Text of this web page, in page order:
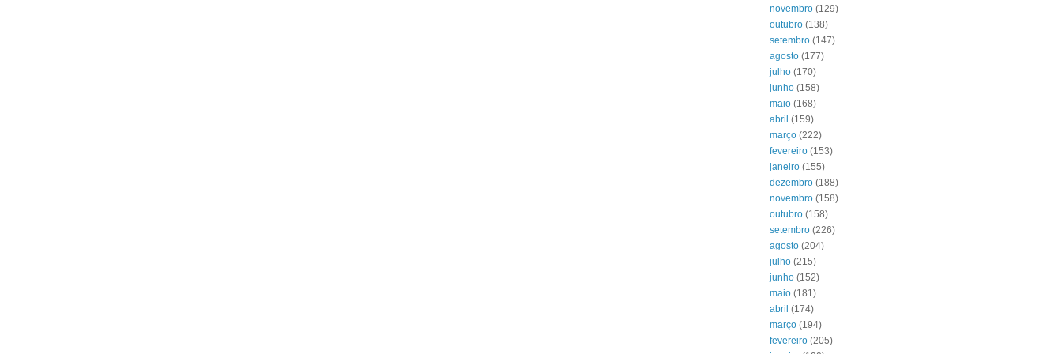
novembro (129)
outubro (138)
setembro (147)
agosto (177)
julho (170)
junho (158)
maio (168)
abril (159)
março (222)
fevereiro (153)
janeiro (155)
dezembro (188)
novembro (158)
outubro (158)
setembro (226)
agosto (204)
julho (215)
junho (152)
maio (181)
abril (174)
março (194)
fevereiro (205)